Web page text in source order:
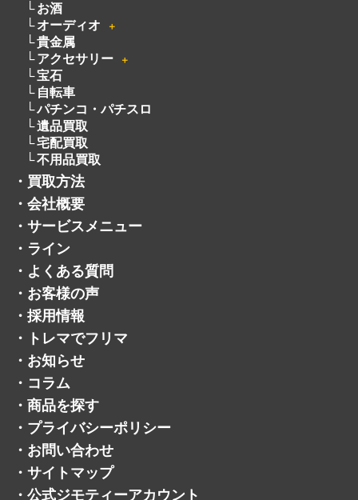
お酒
オーディオ
＋
貴金属
アクセサリー
＋
宝石
自転車
パチンコ・パチスロ
遺品買取
宅配買取
不用品買取
・ 買取方法
・ 会社概要
・ サービスメニュー
・ ライン
・ よくある質問
・ お客様の声
・ 採用情報
・
トレマでフリマ
・ お知らせ
・ コラム
・ 商品を探す
・ プライバシーポリシー
・ お問い合わせ
・ サイトマップ
・ 公式ジモティーアカウント